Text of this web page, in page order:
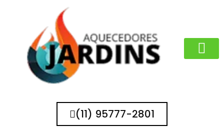
(11) 95777-2801